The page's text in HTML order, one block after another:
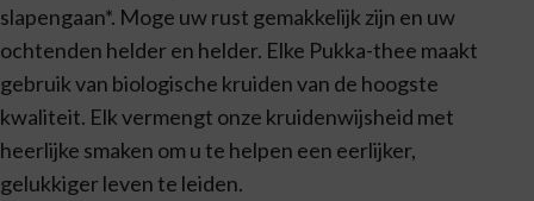
slapengaan*. Moge uw rust gemakkelijk zijn en uw
ochtenden helder en helder. Elke Pukka-thee maakt
gebruik van biologische kruiden van de hoogste
kwaliteit. Elk vermengt onze kruidenwijsheid met
heerlijke smaken om u te helpen een eerlijker,
gelukkiger leven te leiden.